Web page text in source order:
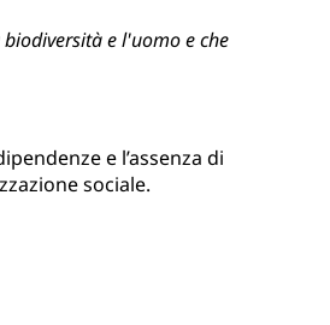
e l'uomo e che
e l’assenza di
sociale.